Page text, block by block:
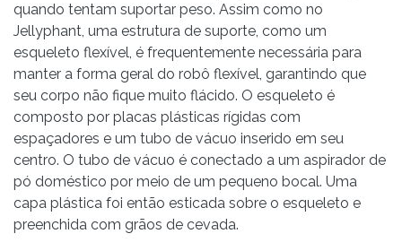
quando tentam suportar peso. Assim como no
Jellyphant, uma estrutura de suporte, como um
esqueleto flexível, é frequentemente necessária para
manter a forma geral do robô flexível, garantindo que
seu corpo não fique muito flácido. O esqueleto é
composto por placas plásticas rígidas com
espaçadores e um tubo de vácuo inserido em seu
centro. O tubo de vácuo é conectado a um aspirador de
pó doméstico por meio de um pequeno bocal. Uma
capa plástica foi então esticada sobre o esqueleto e
preenchida com grãos de cevada.